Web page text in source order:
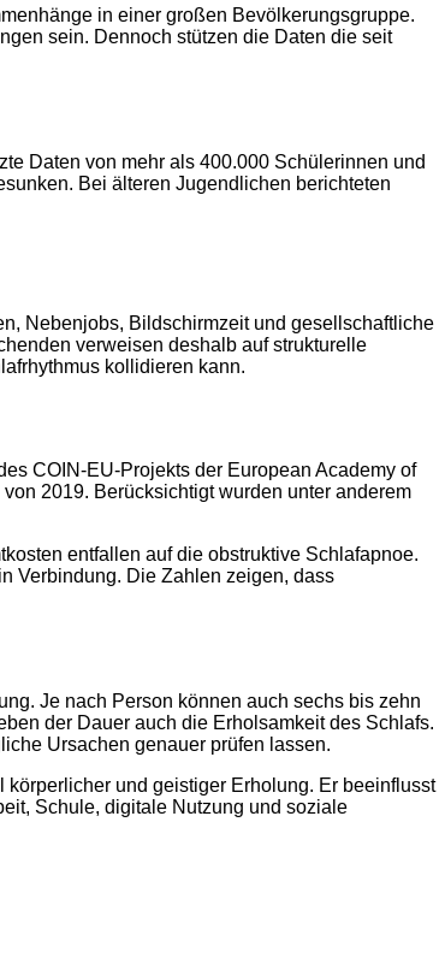
in einer großen Bevölkerungsgruppe.
sein. Dennoch stützen die Daten die seit
Daten von mehr als 400.000 Schülerinnen und
Bei älteren Jugendlichen berichteten
Nebenjobs, Bildschirmzeit und gesellschaftliche
verweisen deshalb auf strukturelle
kollidieren kann.
COIN-EU-Projekts der European Academy of
2019. Berücksichtigt wurden unter anderem
entfallen auf die obstruktive Schlafapnoe.
Verbindung. Die Zahlen zeigen, dass
Je nach Person können auch sechs bis zehn
der Dauer auch die Erholsamkeit des Schlafs.
Ursachen genauer prüfen lassen.
und geistiger Erholung. Er beeinflusst
Schule, digitale Nutzung und soziale